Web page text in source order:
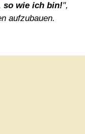
wie ich bin!",
aufzubauen.